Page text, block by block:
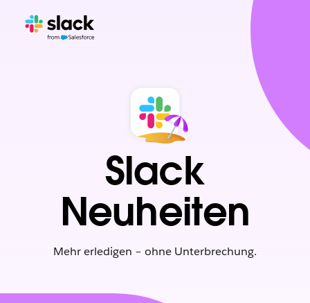
Slack
Neuheiten
Mehr erledigen – ohne Unterbrechung.